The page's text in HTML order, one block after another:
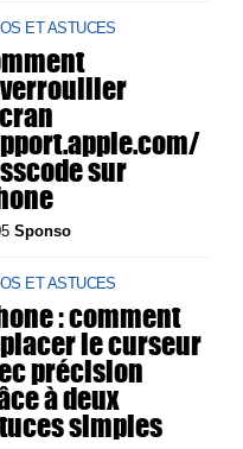
ET ASTUCES
sur
Sponso
ET ASTUCES
: comment
le curseur
précision
à deux
simples